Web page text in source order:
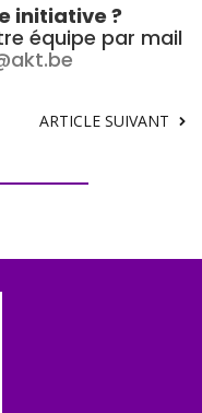
initiative ?
équipe par mail
ARTICLE SUIVANT